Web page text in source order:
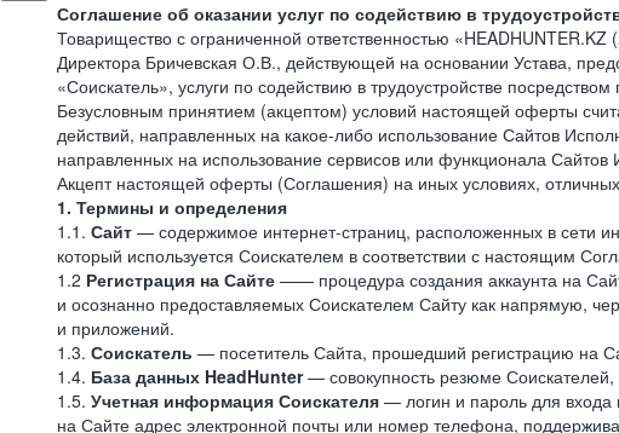
Соглашение об оказании услуг по содействию в
Товарищество с ограниченной ответственностью
Директора Бричевская О.В., действующей на основании Устава,
«Соискатель», услуги по содействию в трудоустройстве
Безусловным принятием (акцептом) условий настоящей оферты
действий, направленных на какое-либо использование Сайтов
направленных на использование сервисов или функционала Сайтов
Акцепт настоящей оферты (Соглашения) на иных условиях,
1. Термины и определения
1.1. Сайт — содержимое интернет-страниц, расположенных в сети
который используется Соискателем в соответствии с настоящим
1.2 Регистрация на Сайте —— процедура создания аккаунта на
и осознанно предоставляемых Соискателем Сайту как напрямую,
и приложений.
1.3. Соискатель — посетитель Сайта, прошедший регистрацию на
1.4. База данных HeadHunter— совокупность резюме
1.5. Учетная информация Соискателя — логин и пароль для входа
на Сайте адрес электронной почты или номер телефона,